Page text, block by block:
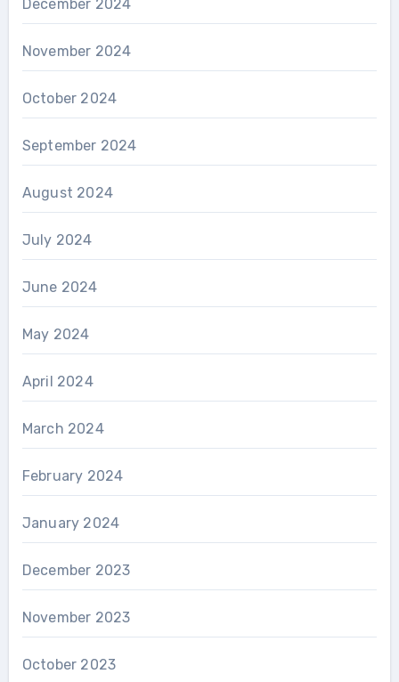
December 2024
November 2024
October 2024
September 2024
August 2024
July 2024
June 2024
May 2024
April 2024
March 2024
February 2024
January 2024
December 2023
November 2023
October 2023